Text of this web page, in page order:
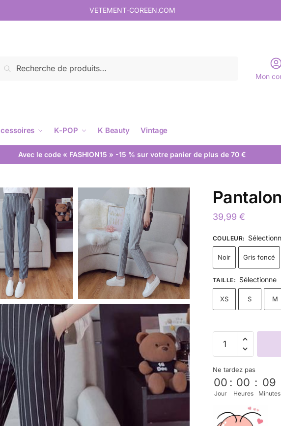
VETEMENT-COREEN.COM
Recherche
Mon
K-POP K Beauty Vintage
Avec le code « FASHION15 » -15 % sur votre panier de plus de 70 €
39,99 €
COULEUR:
Noir Gris foncé
TAILLE: Sélectionne
XS S M
Ne tardez pas
00
Jour
: 00
Heures
: 09
Minutes